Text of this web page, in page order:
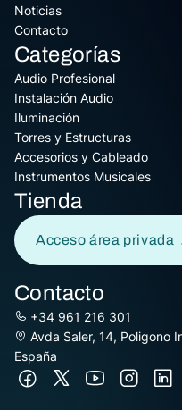
Noticias
Contacto
Categorías
Audio Profesional
Instalación Audio
Iluminación
Torres y Estructuras
Accesorios y Cableado
Instrumentos Musicales
Tienda
Acceso área privada
Contacto
+34 961 216 301
Avda Saler, 14, Poligono
España